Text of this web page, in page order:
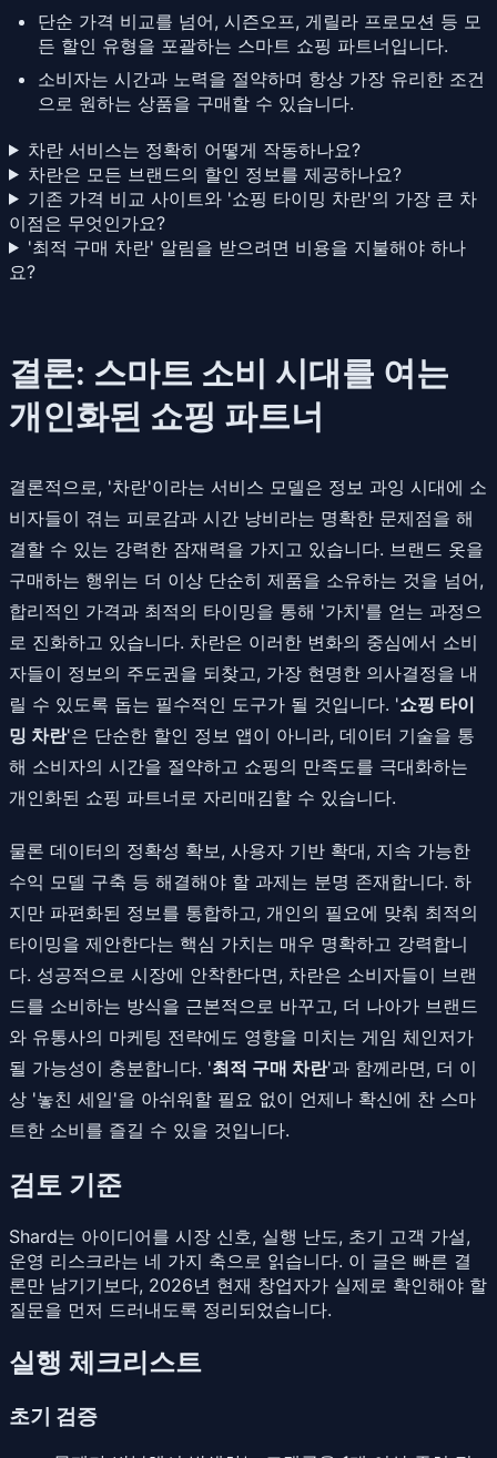
단순 가격 비교를 넘어, 시즌오프, 게릴라 프로모션 등 모
든 할인 유형을 포괄하는 스마트 쇼핑 파트너입니다.
소비자는 시간과 노력을 절약하며 항상 가장 유리한 조건
으로 원하는 상품을 구매할 수 있습니다.
차란 서비스는 정확히 어떻게 작동하나요?
차란은 모든 브랜드의 할인 정보를 제공하나요?
기존 가격 비교 사이트와 '쇼핑 타이밍 차란'의 가장 큰 차
이점은 무엇인가요?
'최적 구매 차란' 알림을 받으려면 비용을 지불해야 하나
요?
결론: 스마트 소비 시대를 여는
개인화된 쇼핑 파트너
결론적으로, '차란'이라는 서비스 모델은 정보 과잉 시대에 소
비자들이 겪는 피로감과 시간 낭비라는 명확한 문제점을 해
결할 수 있는 강력한 잠재력을 가지고 있습니다. 브랜드 옷을
구매하는 행위는 더 이상 단순히 제품을 소유하는 것을 넘어,
합리적인 가격과 최적의 타이밍을 통해 '가치'를 얻는 과정으
로 진화하고 있습니다. 차란은 이러한 변화의 중심에서 소비
자들이 정보의 주도권을 되찾고, 가장 현명한 의사결정을 내
릴 수 있도록 돕는 필수적인 도구가 될 것입니다. '쇼핑 타이
밍 차란'은 단순한 할인 정보 앱이 아니라, 데이터 기술을 통
해 소비자의 시간을 절약하고 쇼핑의 만족도를 극대화하는
개인화된 쇼핑 파트너로 자리매김할 수 있습니다.
물론 데이터의 정확성 확보, 사용자 기반 확대, 지속 가능한
수익 모델 구축 등 해결해야 할 과제는 분명 존재합니다. 하
지만 파편화된 정보를 통합하고, 개인의 필요에 맞춰 최적의
타이밍을 제안한다는 핵심 가치는 매우 명확하고 강력합니
다. 성공적으로 시장에 안착한다면, 차란은 소비자들이 브랜
드를 소비하는 방식을 근본적으로 바꾸고, 더 나아가 브랜드
와 유통사의 마케팅 전략에도 영향을 미치는 게임 체인저가
될 가능성이 충분합니다. '최적 구매 차란'과 함께라면, 더 이
상 '놓친 세일'을 아쉬워할 필요 없이 언제나 확신에 찬 스마
트한 소비를 즐길 수 있을 것입니다.
검토 기준
Shard는 아이디어를 시장 신호, 실행 난도, 초기 고객 가설,
운영 리스크라는 네 가지 축으로 읽습니다. 이 글은 빠른 결
론만 남기기보다, 2026년 현재 창업자가 실제로 확인해야 할
질문을 먼저 드러내도록 정리되었습니다.
실행 체크리스트
초기 검증